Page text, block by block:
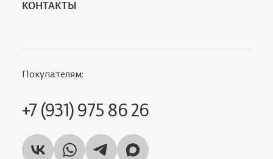
КОНТАКТЫ
Покупателям:
+7 (931) 975 86 26